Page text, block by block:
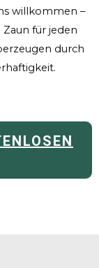
willkommen –
Zaun für jeden
durch